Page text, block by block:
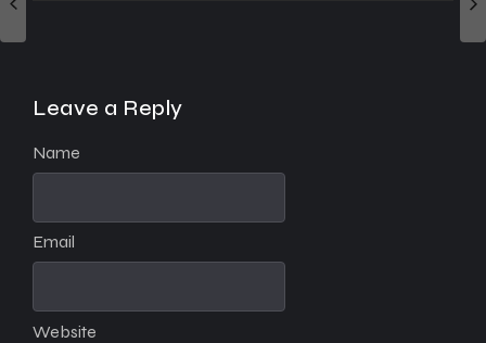
Leave a Reply
Name
Email
Website